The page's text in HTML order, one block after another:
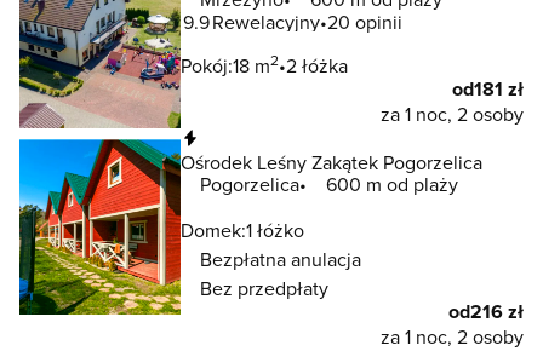
9.9Rewelacyjny 20 opinii
Pokój:18 m2 2 łóżka
od181 zł
za 1 noc, 2 osoby
Ośrodek Leśny Zakątek Pogorzelica
Pogorzelica
600 m od plaży
Domek:1 łóżko
Bezpłatna anulacja
Bez przedpłaty
od216 zł
za 1 noc, 2 osoby